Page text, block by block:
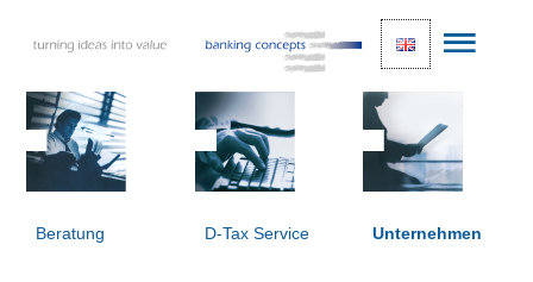
Beratung D-Tax Service Unternehmen